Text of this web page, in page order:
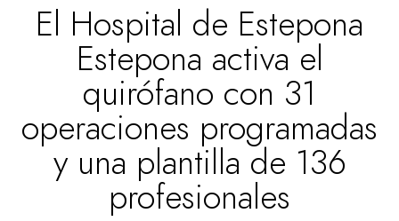
El Hospital de Estepona
Estepona activa el
quirófano con 31
operaciones programadas
y una plantilla de 136
profesionales